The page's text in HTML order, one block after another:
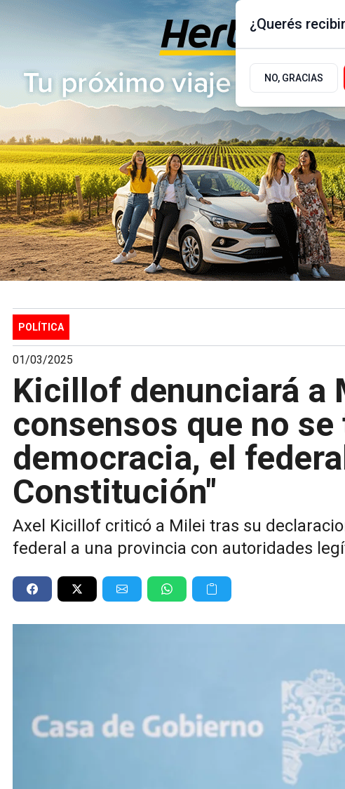
Domingo 9 de Agosto de 2026
17.9ºc | Buenos Aires, AR
ACTUALIDAD POLÍTICA
POLÍTICA
01/03/2025
Kicillof denunciará a
consensos que no
democracia, el
Constitución"
Axel Kicillof criticó a Milei tras su
federal a una provincia con autoridades
¿Querés
NO, GRACIAS